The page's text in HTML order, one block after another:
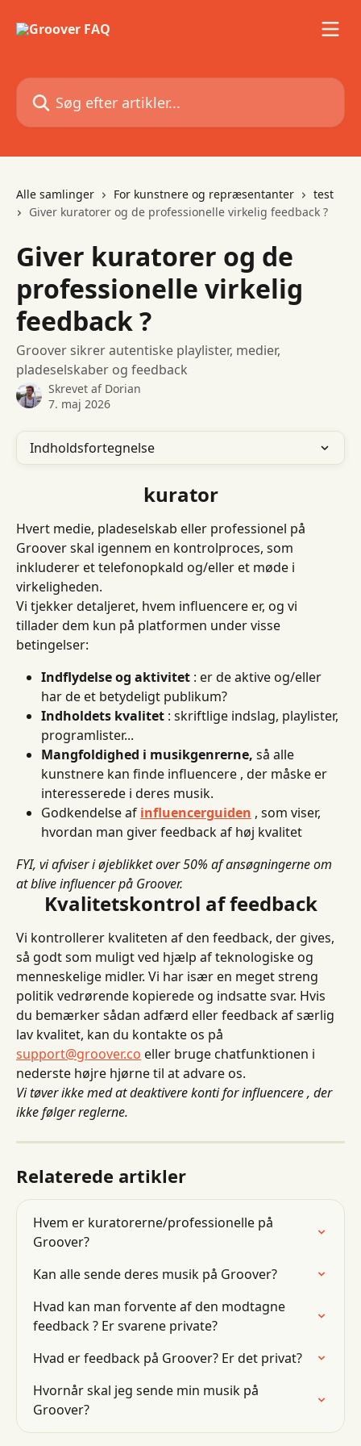
Søg efter artikler...
Alle samlinger For kunstnere og repræsentanter
test
Giver kuratorer og de professionelle virkelig feedback ?
Giver kuratorer og de
professionelle virkelig
feedback ?
Groover sikrer autentiske playlister, medier,
pladeselskaber og feedback
Skrevet af Dorian
7. maj 2026
Indholdsfortegnelse
kurator
Hvert medie, pladeselskab eller professionel på
Groover skal igennem en kontrolproces, som
inkluderer et telefonopkald og/eller et møde i
virkeligheden.
Vi tjekker detaljeret, hvem influencere er, og vi
tillader dem kun på platformen under visse
betingelser:
Indflydelse og aktivitet : er de aktive og/eller
har de et betydeligt publikum?
Indholdets kvalitet : skriftlige indslag, playlister,
programlister...
Mangfoldighed i musikgenrerne, så alle
kunstnere kan finde influencere , der måske er
interesserede i deres musik.
Godkendelse af influencerguiden , som viser,
hvordan man giver feedback af høj kvalitet
FYI, vi afviser i øjeblikket over 50% af ansøgningerne om
at blive influencer på Groover.
Kvalitetskontrol af feedback
Vi kontrollerer kvaliteten af ​​den feedback, der gives,
så godt som muligt ved hjælp af teknologiske og
menneskelige midler. Vi har især en meget streng
politik vedrørende kopierede og indsatte svar. Hvis
du bemærker sådan adfærd eller feedback af særlig
lav kvalitet, kan du kontakte os på
support@groover.co eller bruge chatfunktionen i
nederste højre hjørne til at advare os.
Vi tøver ikke med at deaktivere konti for influencere , der
ikke følger reglerne.
Relaterede artikler
Hvem er kuratorerne/professionelle på
Groover?
Kan alle sende deres musik på Groover?
Hvad kan man forvente af den modtagne
feedback ? Er svarene private?
Hvad er feedback på Groover? Er det privat?
Hvornår skal jeg sende min musik på
Groover?